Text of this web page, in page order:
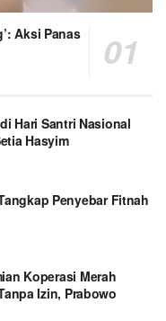
Aksi Panas
Hari Santri Nasional
Hasyim
Penyebar Fitnah
Koperasi Merah
Izin, Prabowo